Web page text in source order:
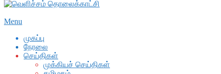
Secondary
Menu
Menu
முகப்பு
நேரலை
செய்திகள்
முக்கியச் செய்திகள்